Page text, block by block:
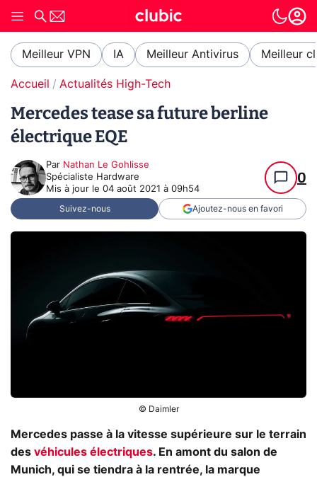
Meilleur VPN IA Meilleur Antivirus Meilleur
Accueil Actualités High-Tech
Mercedes tease sa future berline
électrique EQE
Par Nathan Le Gohlisse
Spécialiste Hardware
Mis à jour le 04 août 2021 à 09h54
0
Suivez-nous Ajoutez-nous en favori
© Daimler
Mercedes passe à la vitesse supérieure sur le terrain
des véhicules électriques. En amont du salon de
Munich, qui se tiendra à la rentrée, la marque